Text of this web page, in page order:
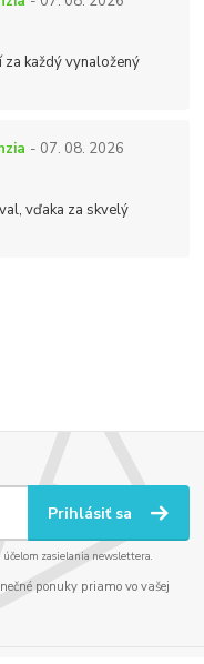
každý vynaložený
- 07. 08. 2026
vďaka za skvelý
Prihlásiť sa
účelom zasielania newslettera.
ponuky priamo vo vašej